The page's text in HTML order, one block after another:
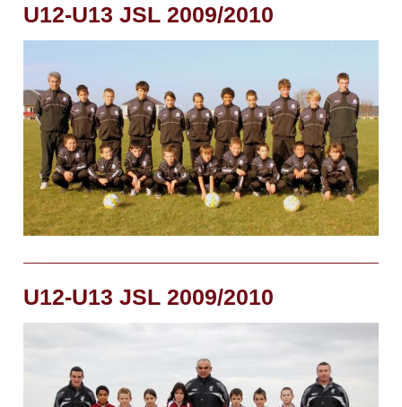
U12-U13 JSL 2009/2010
U12-U13 JSL 2009/2010